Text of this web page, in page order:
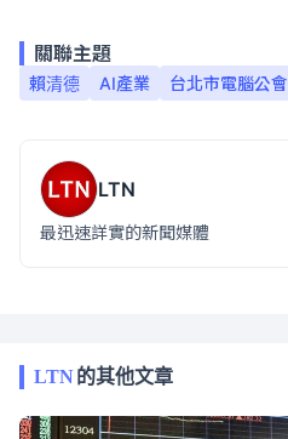
關聯主題
賴清德 AI產業 台北市電腦公會
LTN
最迅速詳實的新聞媒體
LTN的其他文章